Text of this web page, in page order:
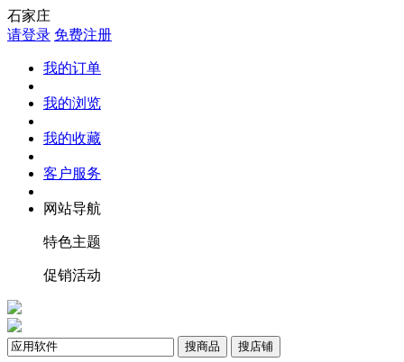
石家庄
请登录 免费注册
我的订单
我的浏览
我的收藏
客户服务
网站导航
特色主题
促销活动
搜商品 搜店铺